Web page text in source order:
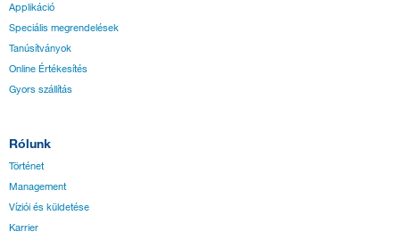
Applikáció
Speciális megrendelések
Tanúsítványok
Online Értékesítés
Gyors szállítás
Rólunk
Történet
Management
Víziói és küldetése
Karrier